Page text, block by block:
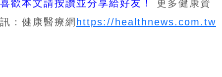
喜歡本文請按讚並分享給好友！
更多健康資
訊：健康醫療網 https://healthnews.com.tw